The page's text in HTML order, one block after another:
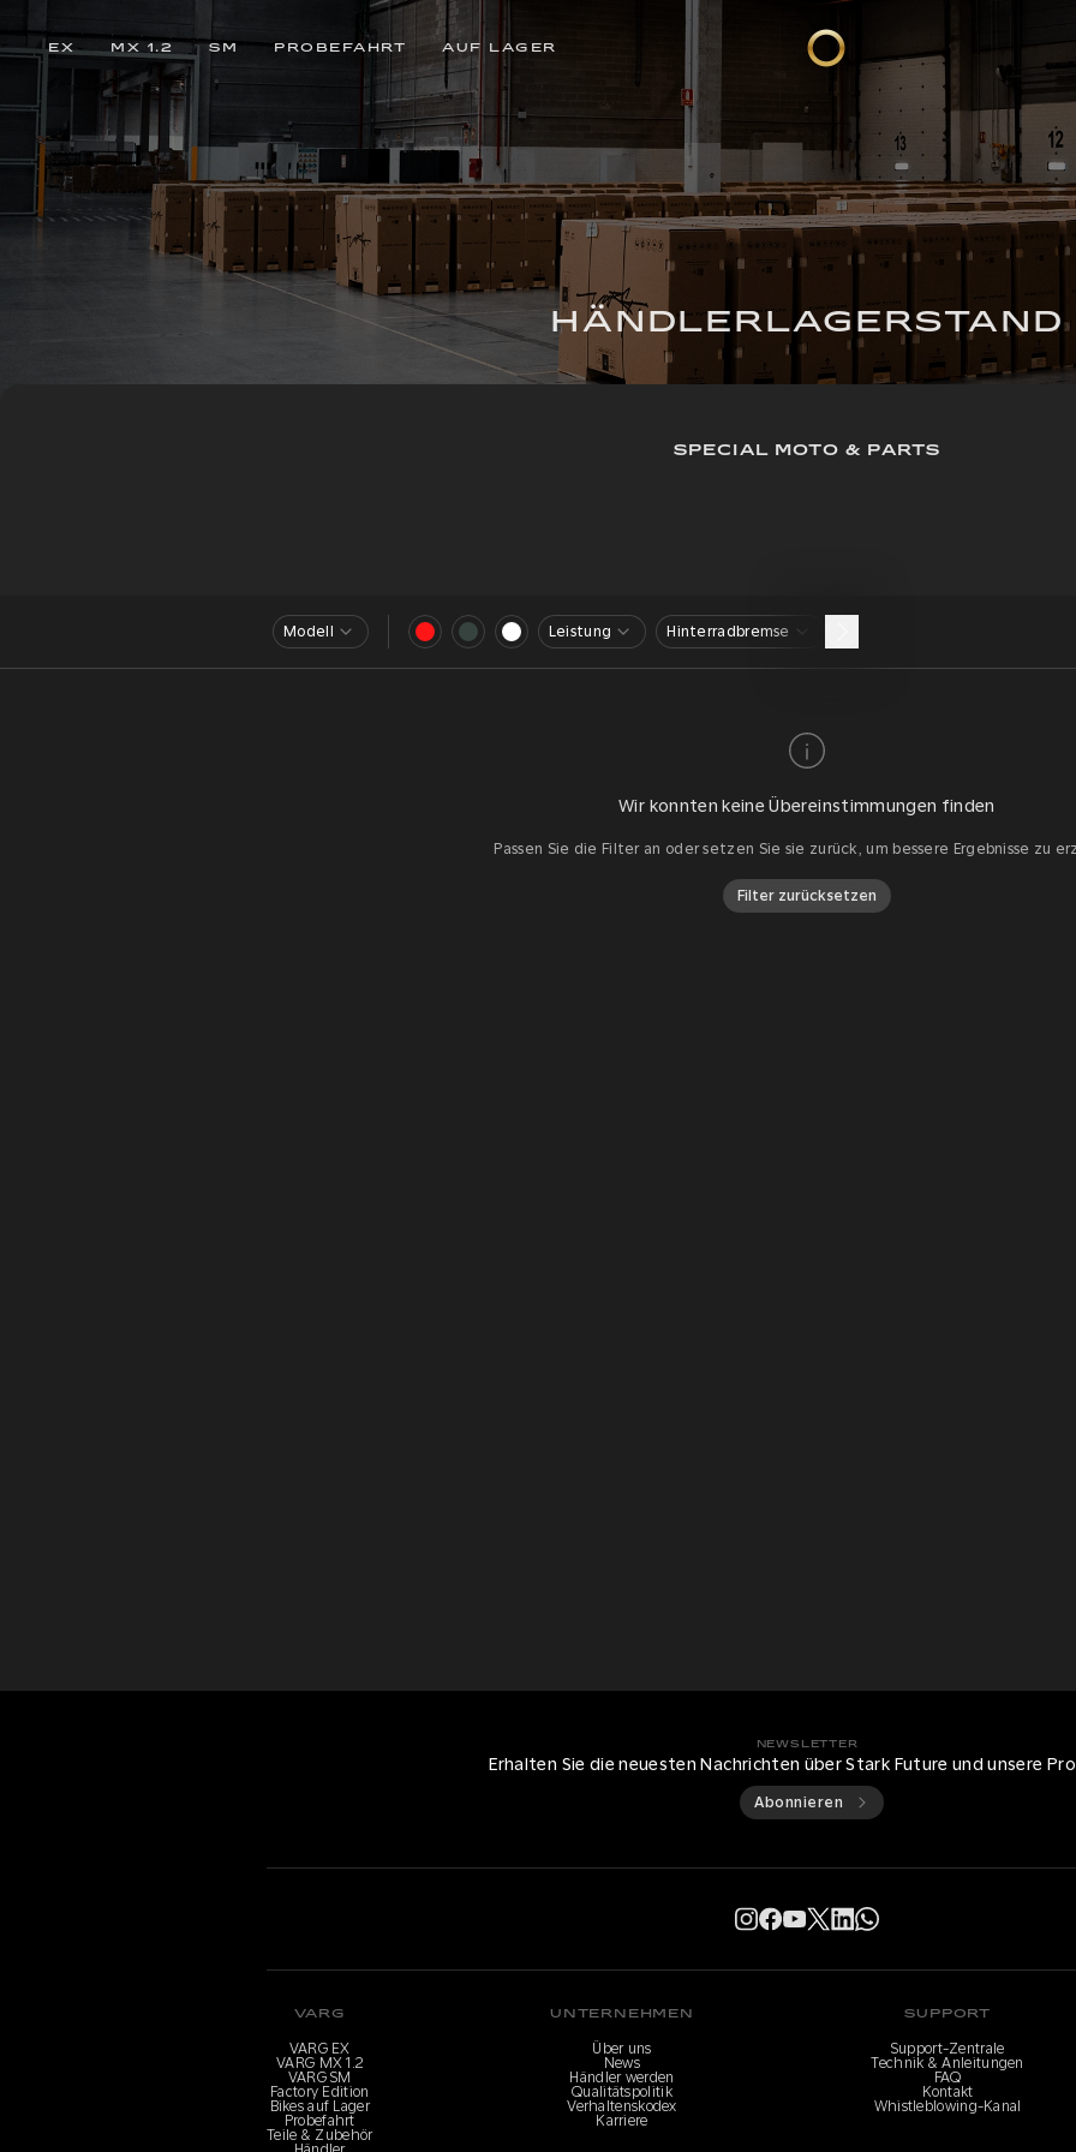
EX MX 1.2 SM PROBEFAHRT AUF LAGER
HÄNDLERLAGERSTAND
SPECIAL MOTO & PARTS
Modell Leistung Hinterradbremse
Wir konnten keine Übereinstimmungen finden
Passen Sie die Filter an oder setzen Sie sie zurück, um bessere Ergebnisse zu
Filter zurücksetzen
NEWSLETTER
Erhalten Sie die neuesten Nachrichten über Stark Future und unsere
Abonnieren
VARG
VARG EX
VARG MX 1.2
VARG SM
Factory Edition
Bikes auf Lager
Probefahrt
Teile & Zubehör
UNTERNEHMEN
Über uns
News
Händler werden
Qualitätspolitik
Verhaltenskodex
Karriere
SUPPORT
Support-Zentrale
Technik & Anleitungen
FAQ
Kontakt
Whistleblowing-Kanal